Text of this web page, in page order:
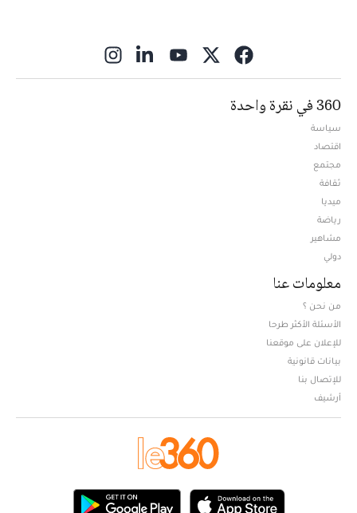
360 في نقرة واحدة
سياسة
اقتصاد
مجتمع
ثقافة
ميديا
رياضة
مشاهير
دولي
معلومات عنا
من نحن ؟
الأسئلة الأكثر طرحا
للإعلان على موقعنا
بيانات قانونية
للإتصال بنا
أرشيف